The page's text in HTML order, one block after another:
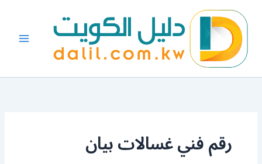
المحتوى
رقم فني غسالات بيان